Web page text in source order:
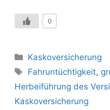
0
Kategorien
Kaskoversicherung
Schlagwörter
Fahruntüchtigkeit,
Herbeiführung des
Kaskoversicherung